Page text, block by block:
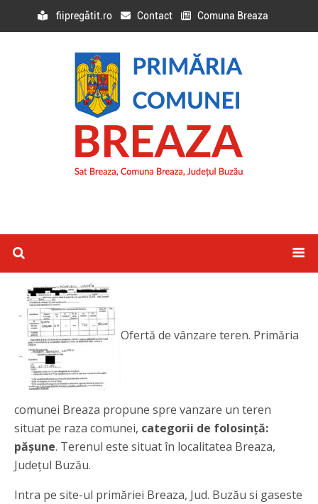
fiipregătit.ro Contact Comuna Breaza
Ofertă de vânzare teren. Primăria
comunei Breaza propune spre vanzare un teren
situat pe raza comunei, categorii de folosință:
pășune. Terenul este situat în localitatea Breaza,
Județul Buzău.
Intra pe site-ul primăriei Breaza, Jud. Buzău si gaseste